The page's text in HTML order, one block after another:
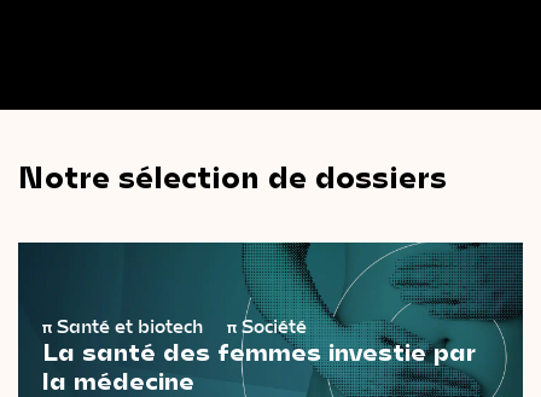
Notre sélection de dossiers
π Santé et biotech π Société
La santé des femmes investie par
la médecine